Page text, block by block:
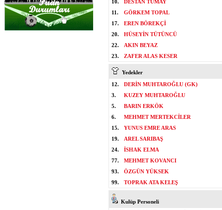
10.
DESTAN TÜMAY
11.
GÖRKEM TOPAL
17.
EREN BÖREKÇİ
20.
HÜSEYİN TÜTÜNCÜ
22.
AKIN BEYAZ
23.
ZAFER ALAS KESER
Yedekler
12.
DERİN MUHTAROĞLU (GK)
3.
KUZEY MUHTAROĞLU
5.
BARIN ERKÖK
6.
MEHMET MERTEKCİLER
15.
YUNUS EMRE ARAS
19.
AREL SARIBAŞ
24.
İSHAK ELMA
77.
MEHMET KOVANCI
93.
ÖZGÜN YÜKSEK
99.
TOPRAK ATA KELEŞ
Kulüp Personeli